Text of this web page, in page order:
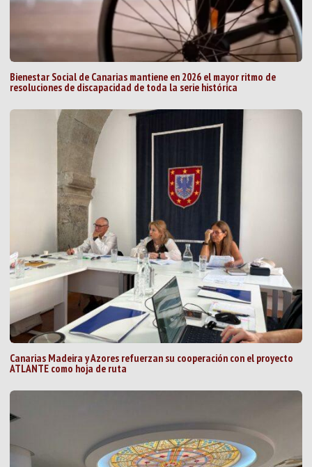
Bienestar Social de Canarias mantiene en 2026 el mayor ritmo de
resoluciones de discapacidad de toda la serie histórica
Canarias Madeira y Azores refuerzan su cooperación con el proyecto
ATLANTE como hoja de ruta